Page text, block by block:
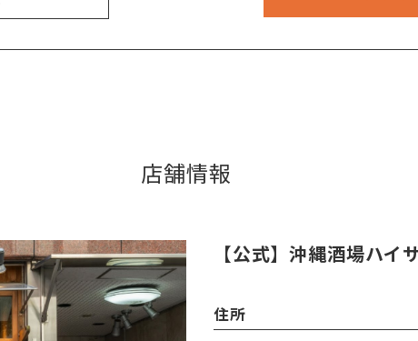
店舗情報
【公式】沖縄酒場ハイ
住所